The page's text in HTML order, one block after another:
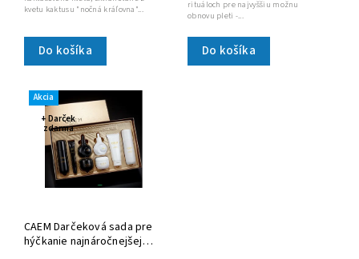
Do košíka
kvetu kaktusu "nočná kráľovna"...
Do košíka
rituáloch pre najvyššiu možnu
obnovu pleti -...
Akcia
+ Darček
zdarma
CAEM Darčeková sada pre
hýčkanie najnáročnejšej